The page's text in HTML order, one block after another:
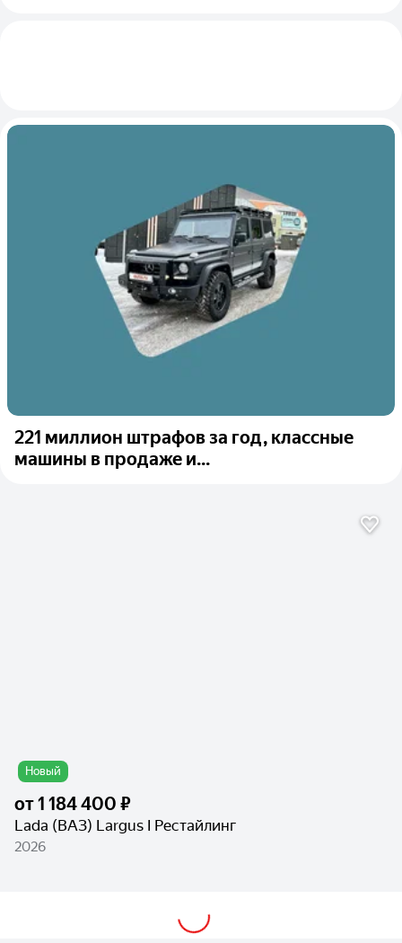
221 миллион штрафов за год, классные
машины в продаже и...
Новый
от1 184 400 ₽
Lada (ВАЗ) Largus I Рестайлинг
2026